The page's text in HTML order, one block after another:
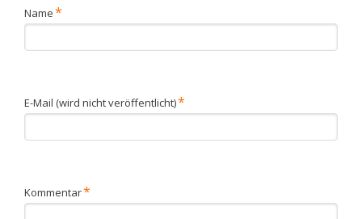
Pflichtfeld
Name*
Pflichtfeld
E-Mail (wird nicht veröffentlicht)*
Pflichtfeld
Kommentar*